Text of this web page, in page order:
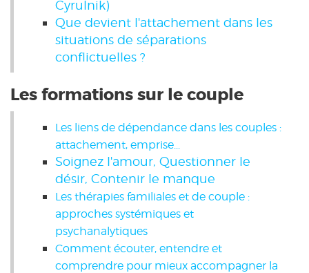
Cyrulnik)
Que devient l'attachement dans les
situations de séparations
conflictuelles ?
Les formations sur le couple
Les liens de dépendance dans les couples :
attachement, emprise...
Soignez l'amour, Questionner le
désir, Contenir le manque
Les thérapies familiales et de couple :
approches systémiques et
psychanalytiques
Comment écouter, entendre et
comprendre pour mieux accompagner la